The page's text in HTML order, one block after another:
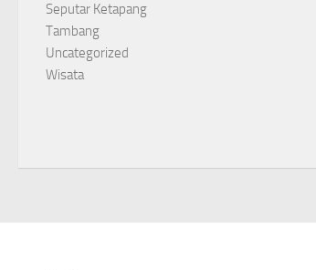
Seputar Ketapang
Tambang
Uncategorized
Wisata